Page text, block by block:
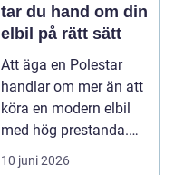
tar du hand om din
elbil på rätt sätt
Att äga en Polestar
handlar om mer än att
köra en modern elbil
med hög prestanda.
För att bilen ska ...
10 juni 2026